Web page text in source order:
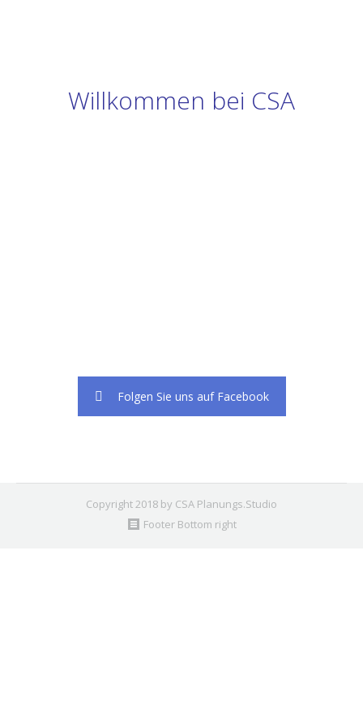
Willkommen bei CSA
Folgen Sie uns auf Facebook
Copyright 2018 by CSA Planungs.Studio
Footer Bottom right